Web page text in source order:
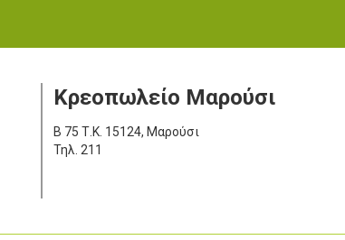
Κρεοπωλείο Μαρούσι
Β 75 Τ.Κ. 15124, Μαρούσι
Τηλ. 211